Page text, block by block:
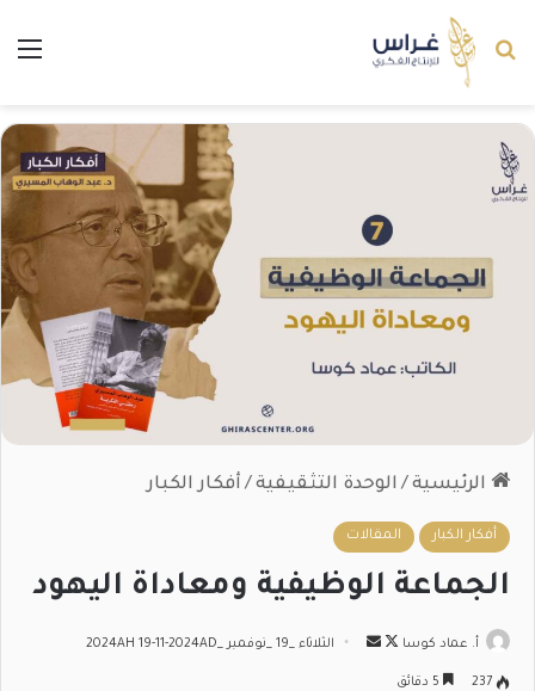
بحث عن
الرئيسية / الوحدة التثقيفية / أفكار الكبار
أفكار الكبار المقالات
الجماعة الوظيفية ومعاداة اليهود
أ. عماد كوسا
تابعأرسل الثلاثاء _19 _نوفمبر _2024AH 19-11-2024AD
237